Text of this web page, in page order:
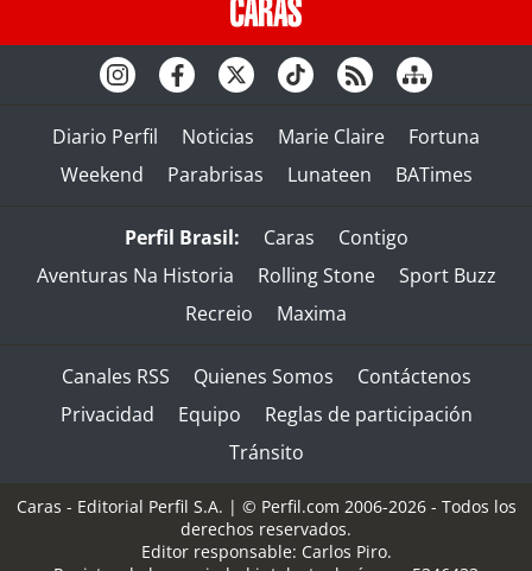
Diario Perfil Noticias Marie Claire
Fortuna
Weekend
Parabrisas Lunateen BATimes
Perfil Brasil: Caras
Contigo
Aventuras Na Historia
Rolling Stone
Sport Buzz
Recreio
Maxima
Canales RSS Quienes Somos
Contáctenos
Privacidad
Equipo
Reglas de participación
Tránsito
Caras - Editorial Perfil S.A. | © Perfil.com 2006-2026 - Todos los
derechos reservados.
Editor responsable: Carlos Piro.